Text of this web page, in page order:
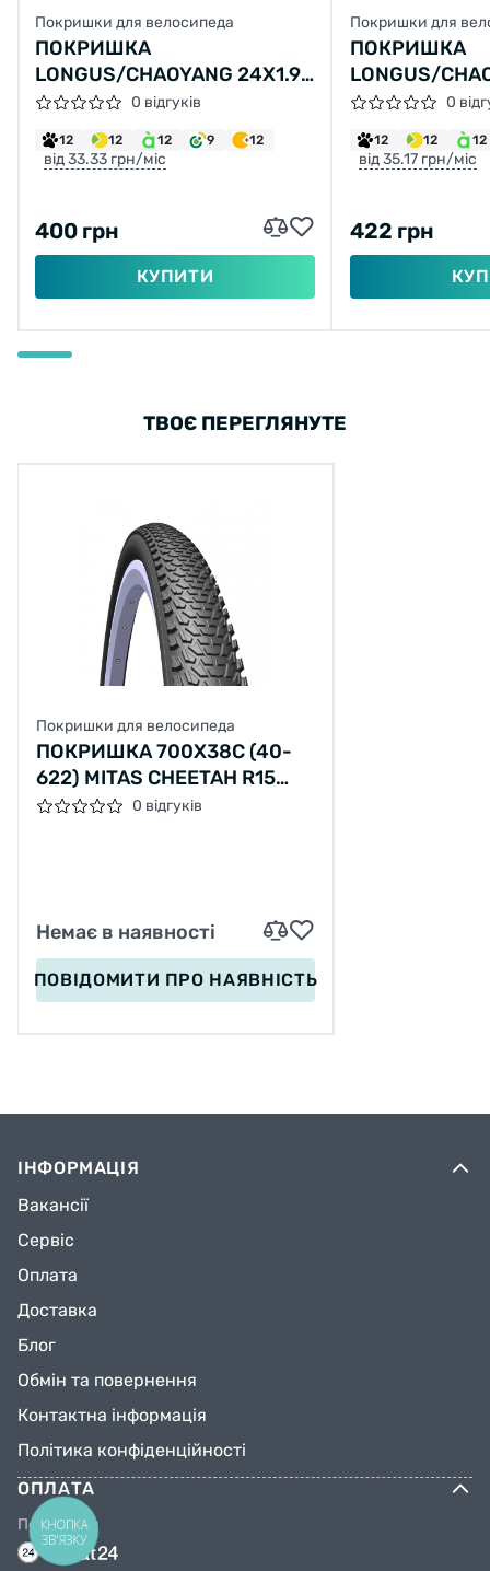
Покришки для велосипеда
ПОКРИШКА
LONGUS/CHAOYANG 24X1.95
Н-554 (47-507)
0 відгуків
12 12 12 9 12
від 33.33 грн/міс
400 грн
КУПИТИ
Покришки для
ПОКРИШКА
LONGUS/
H-5150 (50-
0
12 12 12
від 35.17 грн/міс
422 грн
ТВОЄ ПЕРЕГЛЯНУТЕ
Покришки для велосипеда
ПОКРИШКА 700X38C (40-
622) MITAS CHEETAH R15
CLASSIC, ЧОРНА
0 відгуків
Немає в наявності
ПОВІДОМИТИ ПРО НАЯВНІСТЬ
ІНФОРМАЦІЯ
Вакансії
Сервіс
Оплата
Доставка
Блог
Обмін та повернення
Контактна інформація
Політика конфіденційності
ОПЛАТА
Переказом
КНОПКА
ЗВ'ЯЗКУ